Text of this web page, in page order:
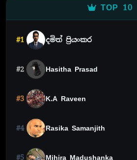
TOP 10
#1 දමිත් ප්‍රියංකර
#2 Hasitha Prasad
#3 K.A Raveen
#4 Rasika Samanjith
#5 Mihira Madushanka